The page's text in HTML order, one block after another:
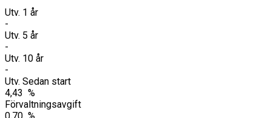
Utv. 1 år
-
Utv. 5 år
-
Utv. 10 år
-
Utv. Sedan start
4,43 %
Förvaltningsavgift